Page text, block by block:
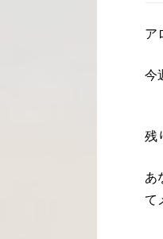
ア
今
残
あ
て